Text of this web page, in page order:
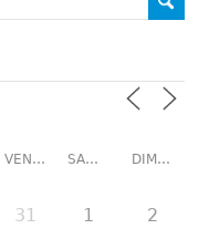
VENDREDI SAMEDI DIMANCHE
31 1 2